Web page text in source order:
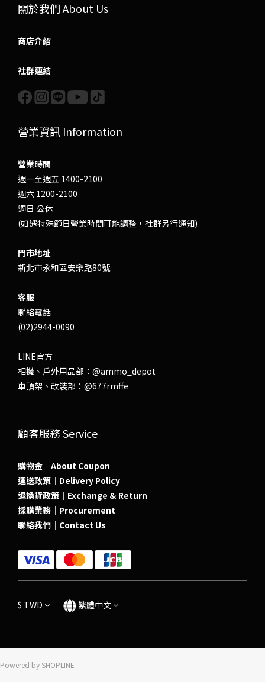
關於我們 About Us
商店介紹
社群連結
營業資訊 Information
營業時間
週一至週五 1400-2100
週六 1200-2100
週日 公休
(如遇特殊節日營業時間可能調整，社群另行通知)
門市地址
新北市永和區安樂路80號
客服
聯絡電話
(02)2944-0090
LINE官方
相機、戶外用品部： @ammo_depot
車頂架、改裝部： @677rmffe
顧客服務 Service
購物金｜About Coupon
運送政策｜Delivery Policy
退換貨政策｜Exchange & Return
採購業務｜Procurement
聯絡我們｜Contact Us
$ TWD 繁體中文
Powered by SHOPLINE